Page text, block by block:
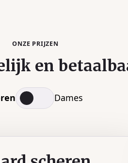
ONZE PRIJZEN
en
Dames